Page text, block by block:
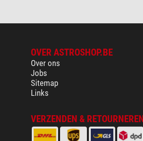
OVER ASTROSHOP.BE
Over ons
Jobs
Sitemap
Links
VERZENDEN & RETOURNEREN